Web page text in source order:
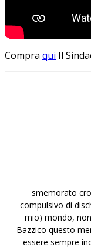
Compra qui Il
smemorato
compulsivo di
mio) mondo,
Bazzico questo
essere sempre